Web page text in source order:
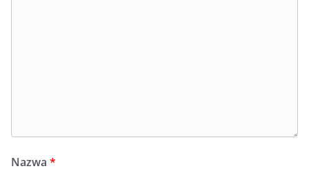
Nazwa *